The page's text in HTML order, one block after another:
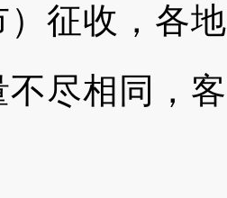
）征收，各
不尽相同，